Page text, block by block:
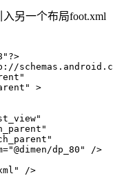
另一个布局foot.xml
>
dp_80" />
/>